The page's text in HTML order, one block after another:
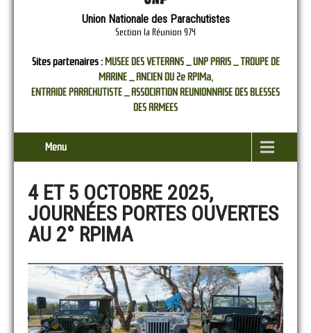
Union Nationale des Parachutistes
Section la Réunion 974
Sites partenaires :MUSEE DES VETERANS _UNP PARIS _TROUPE DE
MARINE _ANCIEN DU 2e RPIMa,
ENTRAIDE PARACHUTISTE _ASSOCIATION REUNIONNAISE DES BLESSES
DES ARMEES
Menu
4 ET 5 OCTOBRE 2025,
JOURNÉES PORTES OUVERTES
AU 2° RPIMA